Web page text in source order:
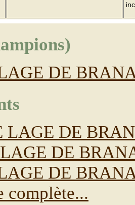
DE
LAGE DE
DE
DE
complète...